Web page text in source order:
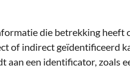
die betrekking heeft
of indirect geïdentificeerd
een identificator, zoals